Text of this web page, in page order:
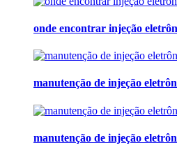
onde encontrar injeção
manutenção de injeção
manutenção de injeção